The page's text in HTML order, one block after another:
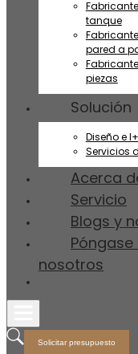
tanque
pared a
piezas
Solución
Diseño e
Servicios
Acerca
Servicio
Blogs y
nosotros
Solicitar presupuesto